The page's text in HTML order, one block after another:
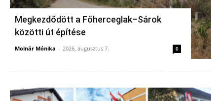
Megkezdődött a Főherceglak–Sárok
közötti út építése
Molnár Mónika - 2026, augusztus 7. 0